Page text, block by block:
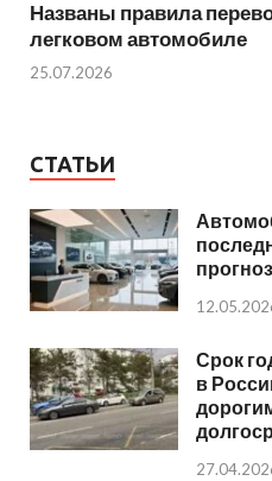
Названы правила
легковом автомобиле
25.07.2026
СТАТЬИ
Срок
в